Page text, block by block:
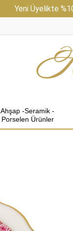
Yeni Üyelikte
Ahşap -Seramik -
Porselen Ürünler